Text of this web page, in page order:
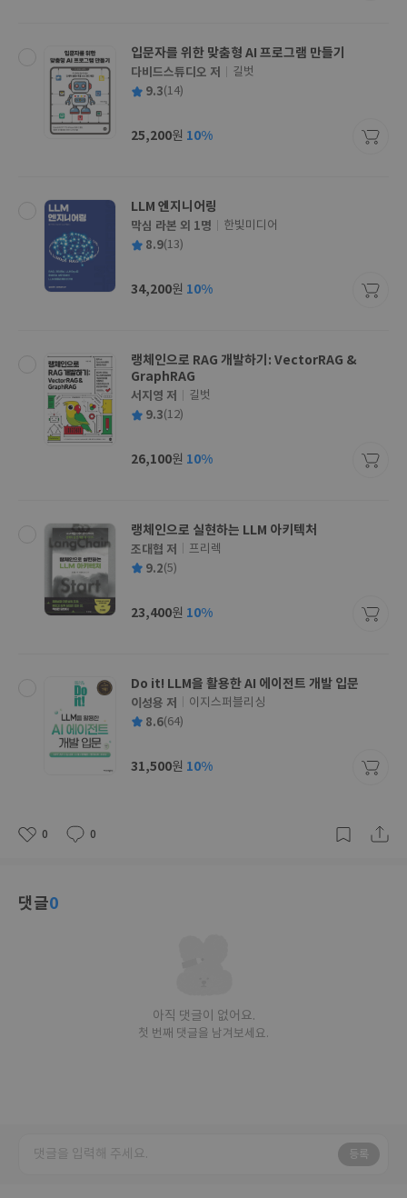
입문자를 위한 맞춤형 AI 프로그램 만들기
글
쓴
다비드스튜디오 저
출
사
길벗
평 9.3(14)
가
25,200원 10%
LLM 엔지니어링
글
쓴
막심 라본 외 1명
출
사
한빛미디어
평 8.9(13)
가
34,200원 10%
랭체인으로 RAG 개발하기: VectorRAG &
GraphRAG
글
쓴
서지영 저
출
사
길벗
평 9.3(12)
가
26,100원 10%
랭체인으로 실현하는 LLM 아키텍처
글
쓴
조대협 저
출
사
프리렉
평 9.2(5)
가
23,400원 10%
Do it! LLM을 활용한 AI 에이전트 개발 입문
글
쓴
이성용 저
출
사
이지스퍼블리싱
평 8.6(64)
가
31,500원 10%
좋
0
댓
0
작
댓글0
아직 댓글이 없어요.
첫 번째 댓글을 남겨보세요.
등록